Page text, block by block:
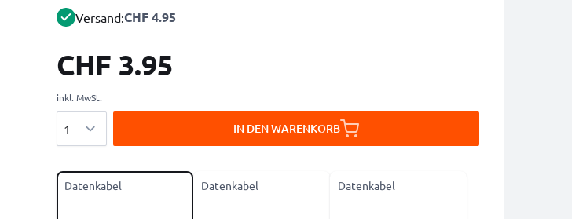
Versand:CHF 4.95
CHF 3.95
inkl. MwSt.
IN DEN WARENKORB
Datenkabel Datenkabel Datenkabel